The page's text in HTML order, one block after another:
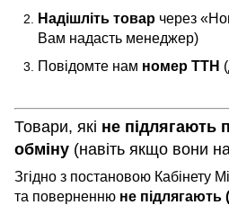
Надішліть товар через
Вам надасть менеджер)
Повідомте нам номер ТТН
Товари, які не підлягають
обміну (навіть якщо вони
Згідно з постановою Кабінету
та поверненню не підлягають